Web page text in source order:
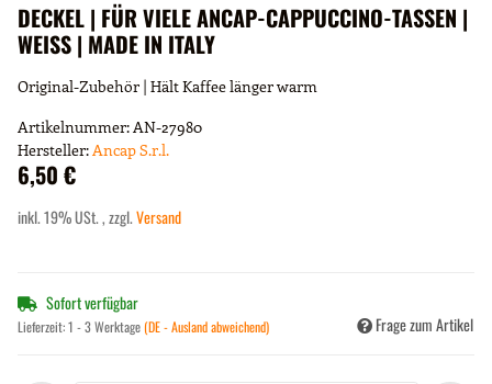
DECKEL | FÜR VIELE ANCAP-CAPPUCCINO-TASSEN |
WEISS | MADE IN ITALY
Original-Zubehör | Hält Kaffee länger warm
Artikelnummer:AN-27980
Hersteller:Ancap S.r.l.
6,50 €
inkl. 19% USt. , zzgl.Versand
Sofort verfügbar
Lieferzeit:1 - 3 Werktage(DE - Ausland abweichend) Frage zum Artikel